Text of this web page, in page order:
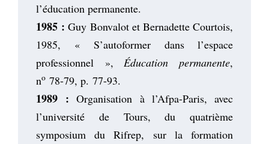
l’éducation permanente.
1985 : Guy Bonvalot et Bernadette Courtois,
1985, « S’autoformer dans l’espace
professionnel », Éducation permanente,
no 78-79, p. 77-93.
1989 : Organisation à l’Afpa-Paris, avec
l’université de Tours, du quatrième
symposium du Rifrep, sur la formation